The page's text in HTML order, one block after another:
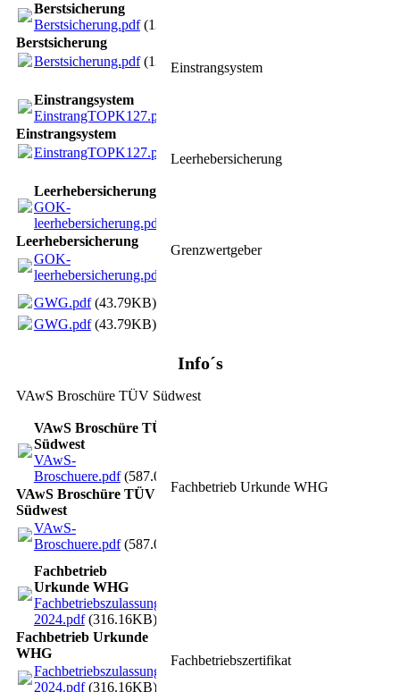
Berstsicherung
Berstsicherung.pdf(13.35KB)
Berstsicherung
Berstsicherung.pdf(13.35KB)Einstrangsystem
Einstrangsystem
EinstrangTOPK127.pdf
Einstrangsystem
EinstrangTOPK127.pdf (1.49MB)
Leerhebersicherung
Leerhebersicherung
GOK-
leerhebersicherung.pdf
Leerhebersicherung
GOK-
leerhebersicherung.pdf
Grenzwertgeber
GWG.pdf(43.79KB)
GWG.pdf(43.79KB)
Info´s
VAwS Broschüre TÜV Südwest
VAwS Broschüre TÜV
Südwest
VAwS-
Broschuere.pdf(587.03KB)
VAwS Broschüre TÜV
Südwest
VAwS-
Broschuere.pdf(587.03KB)
Fachbetrieb Urkunde WHG
Fachbetrieb
Urkunde WHG
Fachbetriebszulassung
2024.pdf(316.16KB)
Fachbetrieb Urkunde
WHG
Fachbetriebszulassung
2024.pdf(316.16KB)
Fachbetriebszertifikat